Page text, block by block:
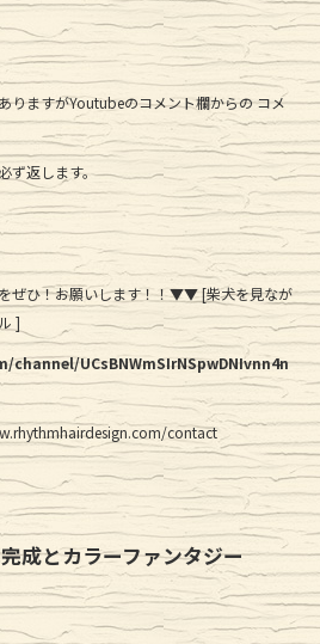
りますがYoutubeのコメント欄からの コメ
ず返します。
ぜひ！お願いします！！▼▼ [柴犬を見なが
]
UCsBNWmSIrNSpwDNIvnn4n
contact
成とカラーファンタジー